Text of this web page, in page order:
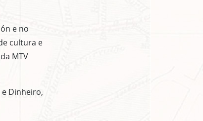
e no
cultura e
MTV
Dinheiro,